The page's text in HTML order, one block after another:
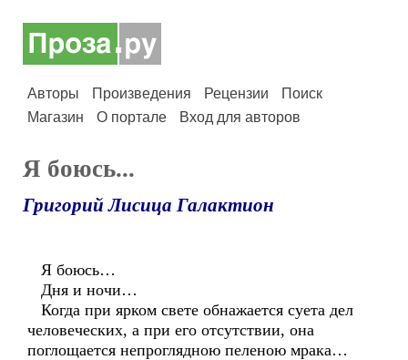
Авторы Произведения Рецензии
Поиск
Магазин
О портале Вход для авторов
Я боюсь...
Григорий Лисица Галактион
Я боюсь…
Дня и ночи…
Когда при ярком свете обнажается суета дел
человеческих, а при его отсутствии, она
поглощается непроглядною пеленою мрака…